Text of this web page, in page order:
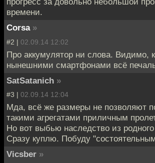
времени.
Corsa »
#2 | 02.09.14 12:02
Про аккумулятор ни слова. Видимо,
нынешними смартфонами всё
SatSatanich »
#3 | 02.09.14 12:04
Мда, всё же размеры не позволяют
такими агрегатами приличным
Но вот выбью наследство из
Сразу куплю. Побуду
Vicsber »